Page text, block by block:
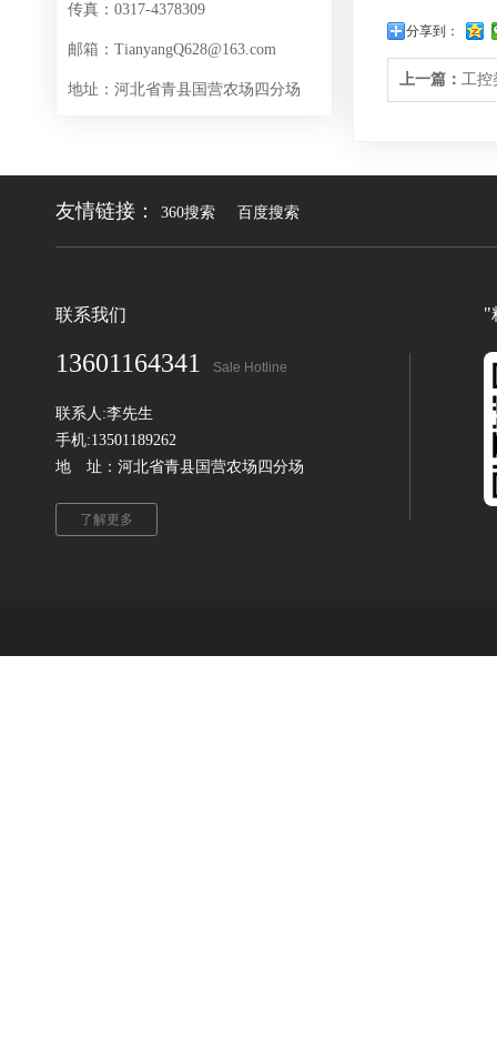
传真：0317-4378309
邮箱：TianyangQ628@163.com
地址：河北省青县国营农场四分场
分享到：
上一篇： 工控
友情链接： 360搜索 百度搜索
联系我们
13601164341 Sale Hotline
联系人:李先生
手机:13501189262
地 址：河北省青县国营农场四分场
了解更多
"